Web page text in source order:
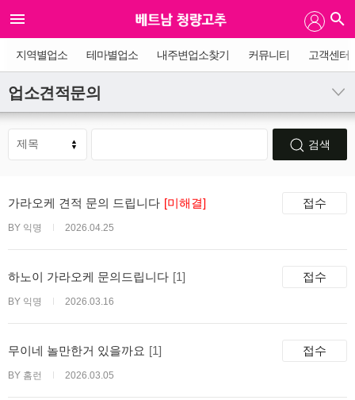
지역별업소 테마별업소 내주변업소찾기 커뮤니티 고객센터
업소견적문의
검색
가라오케 견적 문의 드립니다 [미해결] 접수
BY 익명 2026.04.25
하노이 가라오케 문의드립니다 [1] 접수
BY 익명 2026.03.16
무이네 놀만한거 있을까요 [1] 접수
BY 홈런 2026.03.05